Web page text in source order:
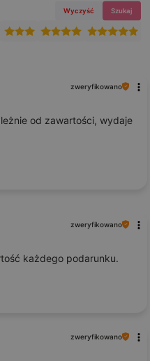
Wyczyść Szukaj
zweryfikowano
od zawartości, wydaje
zweryfikowano
każdego podarunku.
zweryfikowano